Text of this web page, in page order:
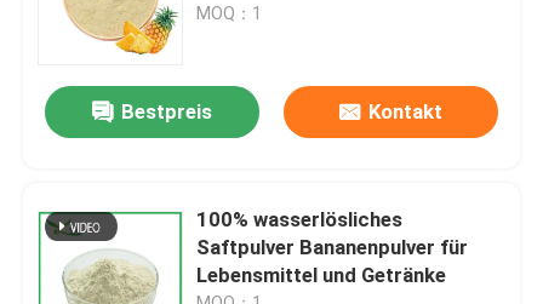
Bitte um ein Angebot
Pflanzenextraktpulver
Supernahrungsmittelpulver
Kosmetische Rohstoffe
MOQ：1
Bestpreis Kontakt
100% wasserlösliches
Saftpulver Bananenpulver für
Lebensmittel und Getränke